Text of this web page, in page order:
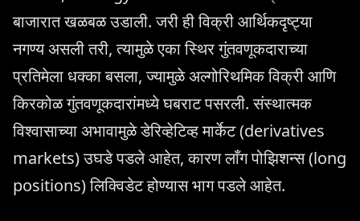
बाजारात खळबळ उडाली. जरी ही विक्री आर्थिकदृष्ट्या
नगण्य असली तरी, त्यामुळे एका स्थिर गुंतवणूकदाराच्या
प्रतिमेला धक्का बसला, ज्यामुळे अल्गोरिथमिक विक्री आणि
किरकोळ गुंतवणूकदारांमध्ये घबराट पसरली. संस्थात्मक
विश्वासाच्या अभावामुळे डेरिव्हेटिव्ह मार्केट (derivatives
markets) उघडे पडले आहेत, कारण लाँग पोझिशन्स (long
positions) लिक्विडेट होण्यास भाग पडले आहेत.